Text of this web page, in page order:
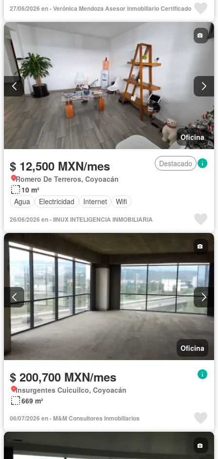
27/06/2026 en - Verónica Mendoza Asesor inmobiliario Certificado
Oficina
$ 12,500 MXN/mes
Destacado
Romero De Terreros, Coyoacán
10 m²
Agua
Electricidad Internet Wifi
26/06/2026 en - IINUX INTELIGENCIA INMOBILIARIA
Oficina
$ 200,700 MXN/mes
Insurgentes Cuicuilco, Coyoacán
669 m²
06/07/2026 en - M&M Consultores Inmobiliarios